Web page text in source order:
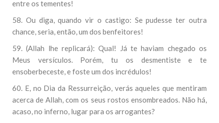
entre os tementes!
58. Ou diga, quando vir o castigo: Se pudesse ter outra
chance, seria, então, um dos benfeitores!
59. (Allah lhe replicará): Qual! Já te haviam chegado os
Meus versículos. Porém, tu os desmentiste e te
ensoberbeceste, e foste um dos incrédulos!
60. E, no Dia da Ressurreição, verás aqueles que mentiram
acerca de Allah, com os seus rostos ensombreados. Não há,
acaso, no inferno, lugar para os arrogantes?